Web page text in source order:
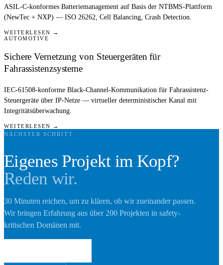
ASIL-C-konformes Batteriemanagement auf Basis der NTBMS-Plattform
(NewTec + NXP) — ISO 26262, Cell Balancing, Crash Detection.
WEITERLESEN →
AUTOMOTIVE
Sichere Vernetzung von Steuergeräten für
Fahrassistenzsysteme
IEC-61508-konforme Black-Channel-Kommunikation für Fahrassistenz-
Steuergeräte über IP-Netze — virtueller deterministischer Kanal mit
Integritätsüberwachung.
WEITERLESEN →
NÄCHSTER SCHRITT
Eigenes Projekt im Kopf?
Reden wir.
30 Minuten reichen, um zu klären, ob wir zueinander passen.
Wir bringen Erfahrung aus über 200 Projekten in safety-
kritischen Domänen mit.